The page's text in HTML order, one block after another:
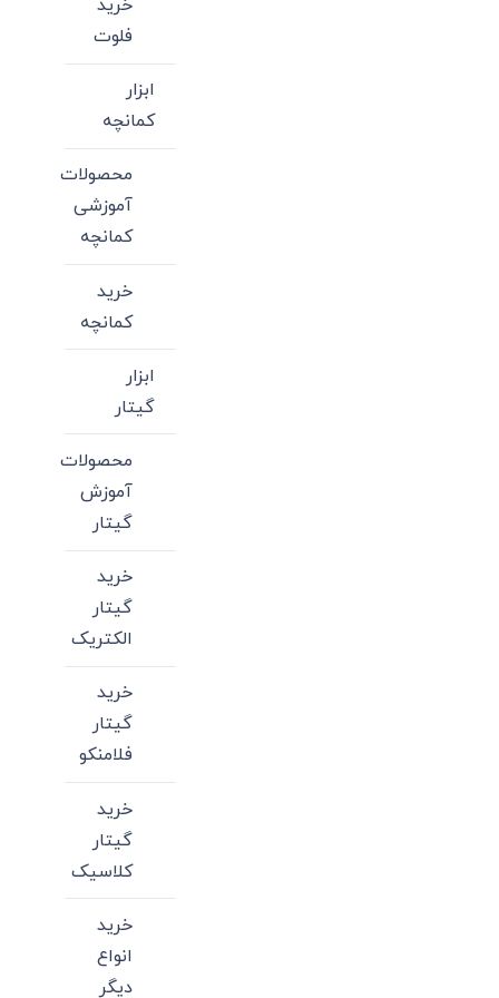
خرید
فلوت
ابزار
کمانچه
محصولات
آموزشی
کمانچه
خرید
کمانچه
ابزار
گیتار
محصولات
آموزش
گیتار
خرید
گیتار
الکتریک
خرید
گیتار
فلامنکو
خرید
گیتار
کلاسیک
خرید
انواع
دیگر